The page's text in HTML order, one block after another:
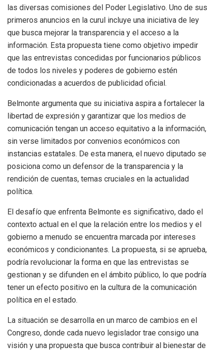
las diversas comisiones del Poder Legislativo. Uno de sus
primeros anuncios en la curul incluye una iniciativa de ley
que busca mejorar la transparencia y el acceso a la
información. Esta propuesta tiene como objetivo impedir
que las entrevistas concedidas por funcionarios públicos
de todos los niveles y poderes de gobierno estén
condicionadas a acuerdos de publicidad oficial.
Belmonte argumenta que su iniciativa aspira a fortalecer la
libertad de expresión y garantizar que los medios de
comunicación tengan un acceso equitativo a la información,
sin verse limitados por convenios económicos con
instancias estatales. De esta manera, el nuevo diputado se
posiciona como un defensor de la transparencia y la
rendición de cuentas, temas cruciales en la actualidad
política.
El desafío que enfrenta Belmonte es significativo, dado el
contexto actual en el que la relación entre los medios y el
gobierno a menudo se encuentra marcada por intereses
económicos y condicionantes. La propuesta, si se aprueba,
podría revolucionar la forma en que las entrevistas se
gestionan y se difunden en el ámbito público, lo que podría
tener un efecto positivo en la cultura de la comunicación
política en el estado.
La situación se desarrolla en un marco de cambios en el
Congreso, donde cada nuevo legislador trae consigo una
visión y una propuesta que busca contribuir al bienestar de